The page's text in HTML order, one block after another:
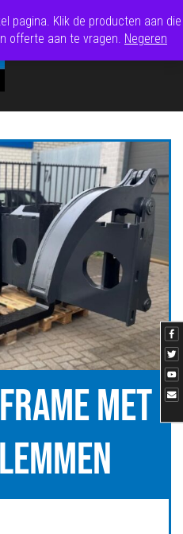
MET
pagina. Klik de producten aan die
offerte aan te vragen. Negeren